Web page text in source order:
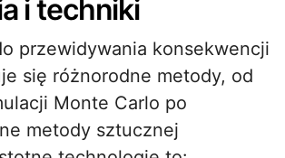
i techniki
przewidywania konsekwencji
się różnorodne metody, od
Monte Carlo po
metody sztucznej